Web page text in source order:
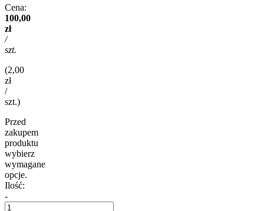
Cena:
100,00
zł
/
szt.
(2,00
zł
/
szt.)
Przed
zakupem
produktu
wybierz
wymagane
opcje.
Ilość:
-